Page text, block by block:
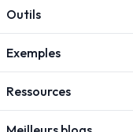
Outils
Exemples
Ressources